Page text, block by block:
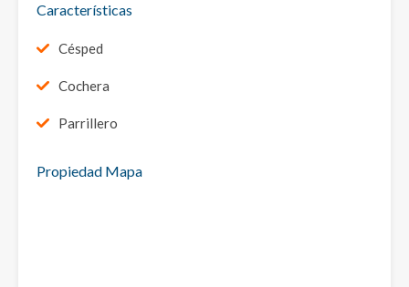
Características
Césped
Cochera
Parrillero
Propiedad Mapa